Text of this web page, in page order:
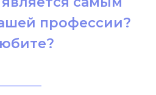
профессии?